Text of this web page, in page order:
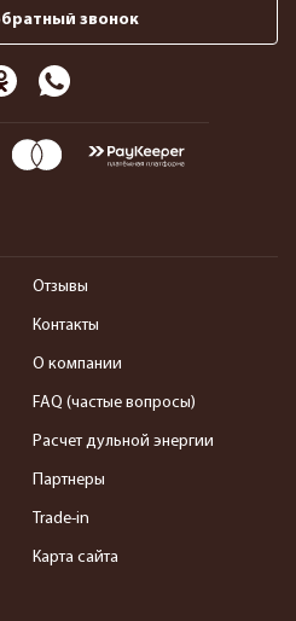
звонок
Отзывы
Контакты
О компании
FAQ (частые вопросы)
Расчет дульной энергии
Партнеры
Trade-in
Карта сайта